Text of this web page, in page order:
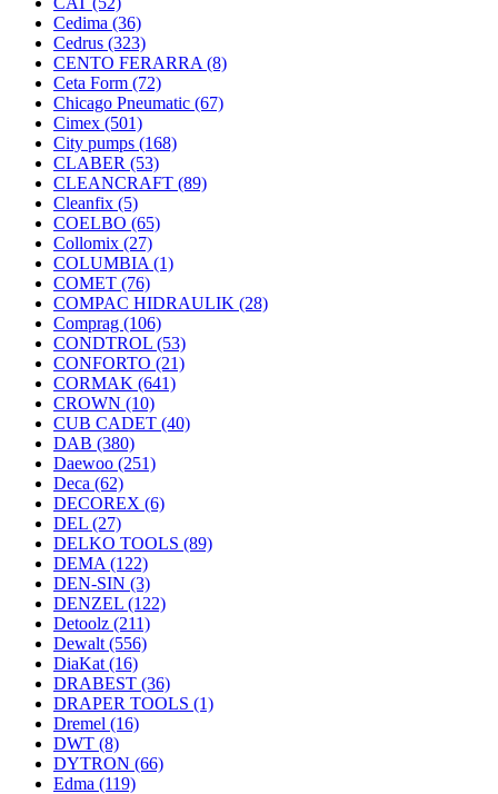
Cedima (36)
Cedrus (323)
CENTO FERARRA (8)
Ceta Form (72)
Chicago Pneumatic (67)
Cimex (501)
City pumps (168)
CLABER (53)
CLEANCRAFT (89)
Cleanfix (5)
COELBO (65)
Collomix (27)
COLUMBIA (1)
COMET (76)
COMPAC HIDRAULIK (28)
Comprag (106)
CONDTROL (53)
CONFORTO (21)
CORMAK (641)
CROWN (10)
CUB CADET (40)
DAB (380)
Daewoo (251)
Deca (62)
DECOREX (6)
DEL (27)
DELKO TOOLS (89)
DEMA (122)
DEN-SIN (3)
DENZEL (122)
Detoolz (211)
Dewalt (556)
DiaKat (16)
DRABEST (36)
DRAPER TOOLS (1)
Dremel (16)
DWT (8)
DYTRON (66)
Edma (119)